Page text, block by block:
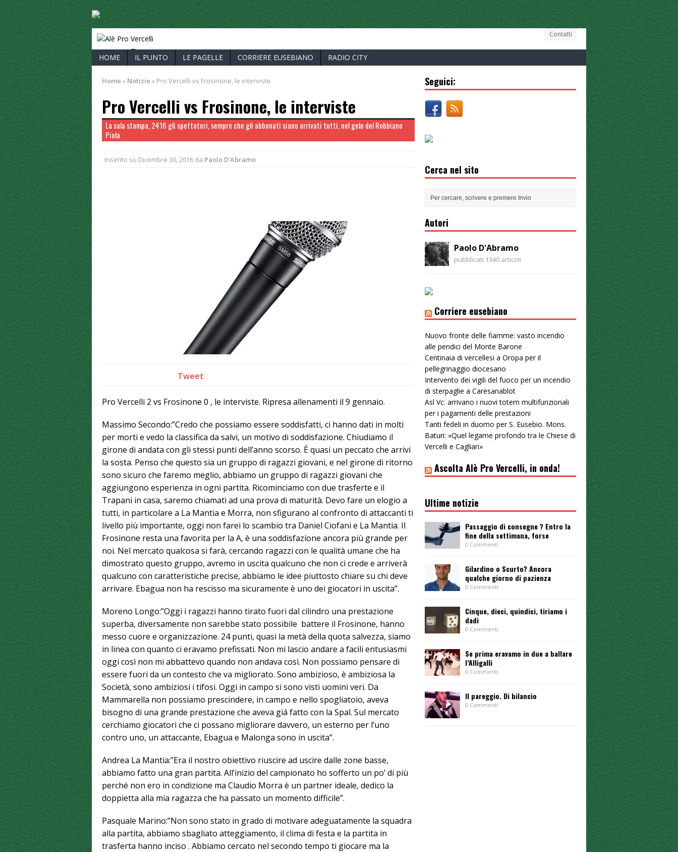
Contatti
ALÈ PRO VERCELLI
HOME IL PUNTO LE PAGELLE CORRIERE EUSEBIANO RADIO CITY
Home » Notizie » Pro Vercelli vs Frosinone, le interviste
Pro Vercelli vs Frosinone, le interviste
La sala stampa, 2416 gli spettatori, sempre che gli abbonati siano arrivati tutti, nel gelo del Robbiano
Piola
Inserito su Dicembre 30, 2016 da Paolo D'Abramo
Tweet
Pro Vercelli 2 vs Frosinone 0 , le interviste. Ripresa allenamenti il 9 gennaio.
Massimo Secondo:”Credo che possiamo essere soddisfatti, ci hanno dati in molti
per morti e vedo la classifica da salvi, un motivo di soddisfazione. Chiudiamo il
girone di andata con gli stessi punti dell’anno scorso. È quasi un peccato che arrivi
la sosta. Penso che questo sia un gruppo di ragazzi giovani, e nel girone di ritorno
sono sicuro che faremo meglio, abbiamo un gruppo di ragazzi giovani che
aggiungono esperienza in ogni partita. Ricominciamo con due trasferte e il
Trapani in casa, saremo chiamati ad una prova di maturità. Devo fare un elogio a
tutti, in particolare a La Mantia e Morra, non sfigurano al confronto di attaccanti ti
livello più importante, oggi non farei lo scambio tra Daniel Ciofani e La Mantia. Il
Frosinone resta una favorita per la A, è una soddisfazione ancora più grande per
noi. Nel mercato qualcosa si farà, cercando ragazzi con le qualità umane che ha
dimostrato questo gruppo, avremo in uscita qualcuno che non ci crede e arriverà
qualcuno con caratteristiche precise, abbiamo le idee piuttosto chiare su chi deve
arrivare. Ebagua non ha rescisso ma sicuramente è uno dei giocatori in uscita”.
Moreno Longo:”Oggi i ragazzi hanno tirato fuori dal cilindro una prestazione
superba, diversamente non sarebbe stato possibile battere il Frosinone, hanno
messo cuore e organizzazione. 24 punti, quasi la metà della quota salvezza, siamo
in linea con quanto ci eravamo prefissati. Non mi lascio andare a facili entusiasmi
oggi così non mi abbattevo quando non andava così. Non possiamo pensare di
essere fuori da un contesto che va migliorato. Sono ambizioso, è ambiziosa la
Società, sono ambiziosi i tifosi. Oggi in campo si sono visti uomini veri. Da
Mammarella non possiamo prescindere, in campo e nello spogliatoio, aveva
bisogno di una grande prestazione che aveva giá fatto con la Spal. Sul mercato
cerchiamo giocatori che ci possano migliorare davvero, un esterno per l’uno
contro uno, un attaccante, Ebagua e Malonga sono in uscita”.
Andrea La Mantia:”Era il nostro obiettivo riuscire ad uscire dalle zone basse,
abbiamo fatto una gran partita. All’inizio del campionato ho sofferto un po’ di più
perché non ero in condizione ma Claudio Morra è un partner ideale, dedico la
doppietta alla mia ragazza che ha passato un momento difficile”.
Pasquale Marino:”Non sono stato in grado di motivare adeguatamente la squadra
alla partita, abbiamo sbagliato atteggiamento, il clima di festa e la partita in
trasferta hanno inciso . Abbiamo cercato nel secondo tempo ti giocare ma la
Seguici:
Cerca nel sito
Autori
Paolo D'Abramo
pubblicati 1340 articoli
Corriere eusebiano
Nuovo fronte delle fiamme: vasto incendio
alle pendici del Monte Barone
Centinaia di vercellesi a Oropa per il
pellegrinaggio diocesano
Intervento dei vigili del fuoco per un incendio
di sterpaglie a Caresanablot
Asl Vc: arrivano i nuovi totem multifunzionali
per i pagamenti delle prestazioni
Tanti fedeli in duomo per S. Eusebio. Mons.
Baturi: «Quel legame profondo tra le Chiese di
Vercelli e Cagliari»
Ascolta Alè Pro Vercelli, in onda!
Ultime notizie
Passaggio di consegne ? Entro la
fine della settimana, forse
0 Commenti
Gilardino o Scurto? Ancora
qualche giorno di pazienza
0 Commenti
Cinque, dieci, quindici, tiriamo i
dadi
0 Commenti
Se prima eravamo in due a ballare
l’Alligalli
0 Commenti
Il pareggio. Di bilancio
0 Commenti